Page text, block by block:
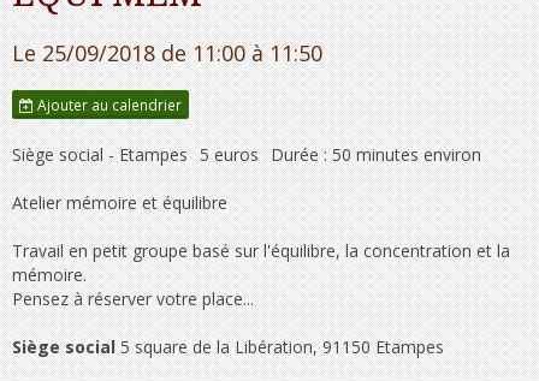
Le 25/09/2018 de 11:00 à 11:50
Ajouter au calendrier
Siège social - Etampes 5 euros Durée : 50 minutes environ
Atelier mémoire et équilibre
Travail en petit groupe basé sur l'équilibre, la concentration et la
mémoire.
Pensez à réserver votre place...
Siège social5 square de la Libération, 91150 Etampes